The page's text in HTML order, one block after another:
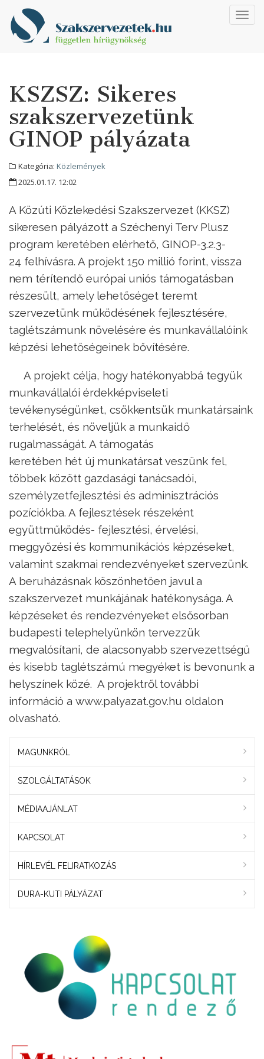
KSZSZ: Sikeres
szakszervezetünk
GINOP pályázata
Kategória: Közlemények
2025.01.17. 12:02
A Közúti Közlekedési Szakszervezet (KKSZ)
sikeresen pályázott a Széchenyi Terv Plusz
program keretében elérhető, GINOP-3.2.3-
24 felhívásra. A projekt 150 millió forint, vissza
nem térítendő európai uniós támogatásban
részesült, amely lehetőséget teremt
szervezetünk működésének fejlesztésére,
taglétszámunk növelésére és munkavállalóink
képzési lehetőségeinek bővítésére.
A projekt célja, hogy hatékonyabbá tegyük
munkavállalói érdekképviseleti
tevékenységünket, csökkentsük munkatársaink
terhelését, és növeljük a munkaidő
rugalmasságát. A támogatás
keretében hét új munkatársat veszünk fel,
többek között gazdasági tanácsadói,
személyzetfejlesztési és adminisztrációs
pozíciókba. A fejlesztések részeként
együttműködés- fejlesztési, érvelési,
meggyőzési és kommunikációs képzéseket,
valamint szakmai rendezvényeket szervezünk.
A beruházásnak köszönhetően javul a
szakszervezet munkájának hatékonysága. A
képzéseket és rendezvényeket elsősorban
budapesti telephelyünkön tervezzük
megvalósítani, de alacsonyabb szervezettségű
és kisebb taglétszámú megyéket is bevonunk a
helyszínek közé. A projektről további
információ a www.palyazat.gov.hu oldalon
olvasható.
MAGUNKRÓL
SZOLGÁLTATÁSOK
MÉDIAAJÁNLAT
KAPCSOLAT
HÍRLEVÉL FELIRATKOZÁS
DURA-KUTI PÁLYÁZAT